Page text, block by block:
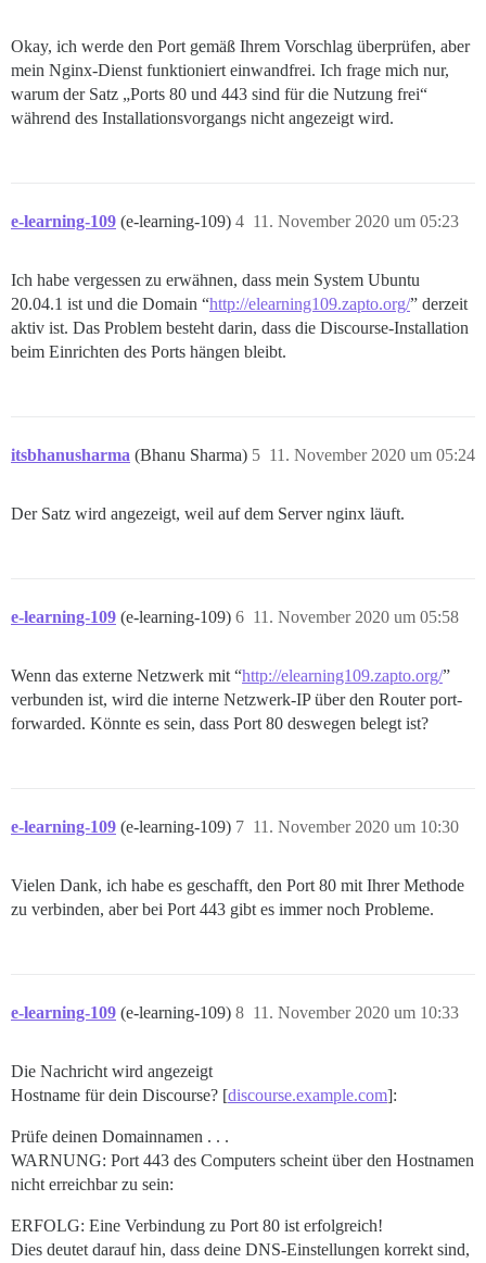
Okay, ich werde den Port gemäß Ihrem Vorschlag überprüfen, aber
mein Nginx-Dienst funktioniert einwandfrei. Ich frage mich nur,
warum der Satz „Ports 80 und 443 sind für die Nutzung frei“
während des Installationsvorgangs nicht angezeigt wird.
e-learning-109 (e-learning-109) 11. November 2020 um 05:23
4
Ich habe vergessen zu erwähnen, dass mein System Ubuntu
20.04.1 ist und die Domain “http://elearning109.zapto.org/” derzeit
aktiv ist. Das Problem besteht darin, dass die Discourse-Installation
beim Einrichten des Ports hängen bleibt.
itsbhanusharma (Bhanu Sharma) 11. November 2020 um 05:24
5
Der Satz wird angezeigt, weil auf dem Server nginx läuft.
e-learning-109 (e-learning-109) 11. November 2020 um 05:58
6
Wenn das externe Netzwerk mit “http://elearning109.zapto.org/”
verbunden ist, wird die interne Netzwerk-IP über den Router port-
forwarded. Könnte es sein, dass Port 80 deswegen belegt ist?
e-learning-109 (e-learning-109) 11. November 2020 um 10:30
7
Vielen Dank, ich habe es geschafft, den Port 80 mit Ihrer Methode
zu verbinden, aber bei Port 443 gibt es immer noch Probleme.
e-learning-109 (e-learning-109) 11. November 2020 um 10:33
8
Die Nachricht wird angezeigt
Hostname für dein Discourse? [discourse.example.com]:
Prüfe deinen Domainnamen . . .
WARNUNG: Port 443 des Computers scheint über den Hostnamen
nicht erreichbar zu sein:
ERFOLG: Eine Verbindung zu Port 80 ist erfolgreich!
Dies deutet darauf hin, dass deine DNS-Einstellungen korrekt sind,